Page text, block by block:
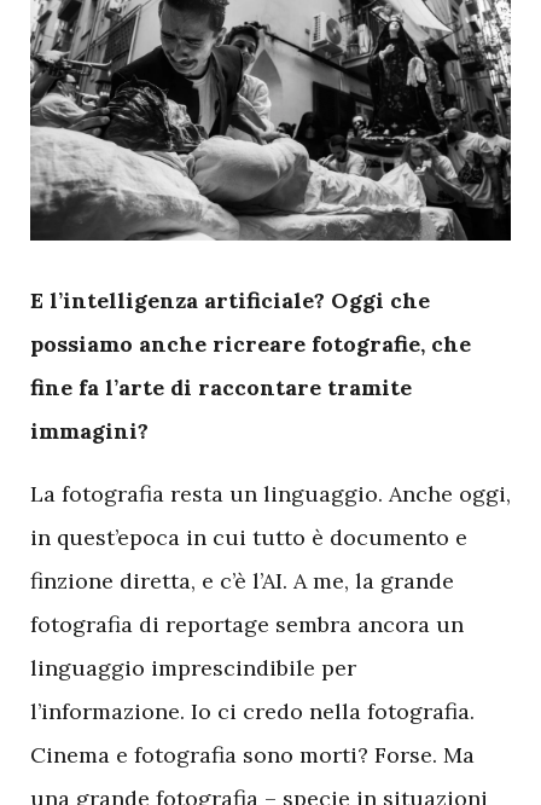
E l’intelligenza artificiale? Oggi che
possiamo anche ricreare fotografie, che
fine fa l’arte di raccontare tramite
immagini?
La fotografia resta un linguaggio. Anche oggi,
in quest’epoca in cui tutto è documento e
finzione diretta, e c’è l’AI. A me, la grande
fotografia di reportage sembra ancora un
linguaggio imprescindibile per
l’informazione. Io ci credo nella fotografia.
Cinema e fotografia sono morti? Forse. Ma
una grande fotografia – specie in situazioni